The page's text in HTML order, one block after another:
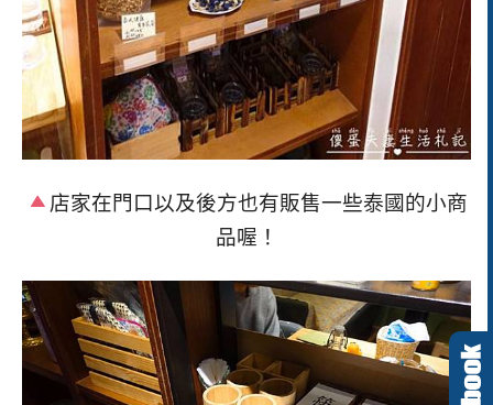
店家在門口以及後方也有販售一些泰國的小商
品喔！